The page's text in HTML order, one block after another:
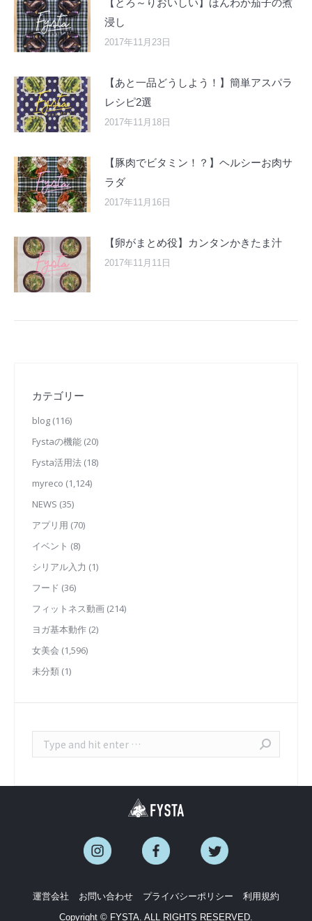
【とろ～りおいしい】ほんわか茄子の煮
浸し
2017年11月23日
【あと一品どうしよう！】簡単アスパラ
レシピ2選
2017年11月18日
【豚肉でビタミン！？】ヘルシーお肉サ
ラダ
2017年11月16日
【卵がまとめ役】カンタンかきたま汁
2017年11月11日
カテゴリー
blog (116)
Fystaの機能 (20)
Fysta活用法 (18)
myreco (1,124)
NEWS (35)
アプリ用 (70)
イベント (8)
シリアル入力 (1)
フード (36)
フィットネス動画 (214)
ヨガ基本動作 (2)
女美会 (1,596)
未分類 (1)
Search:
運営会社 お問い合わせ プライバシーポリシー
利用規約
Copyright © FYSTA. ALL RIGHTS RESERVED.